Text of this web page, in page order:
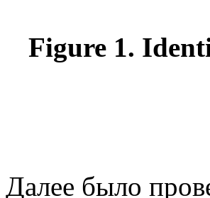
Figure 1.
Далее было